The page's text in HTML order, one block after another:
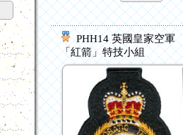
PHH14 英國皇家空軍
「紅箭」特技小組